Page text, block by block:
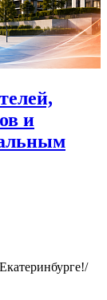
и
/